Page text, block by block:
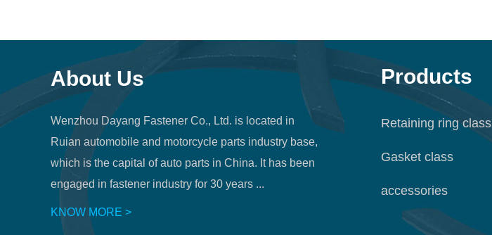
About Us
Wenzhou Dayang Fastener Co., Ltd. is located in
Ruian automobile and motorcycle parts industry base,
which is the capital of auto parts in China. It has been
engaged in fastener industry for 30 years ...
KNOW MORE >
Products
Retaining ring class
Gasket class
accessories